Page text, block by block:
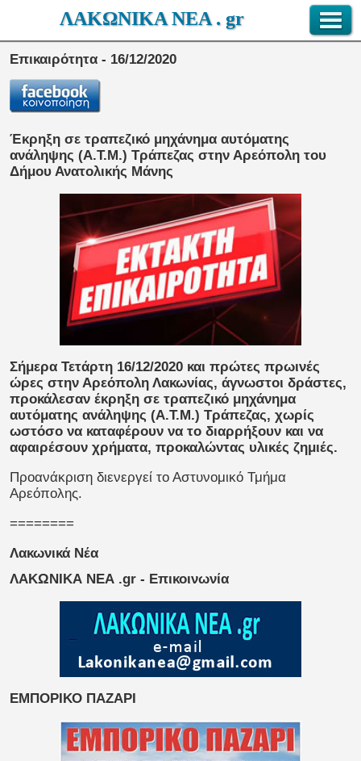
ΛΑΚΩΝΙΚΑ ΝΕΑ . gr
Επικαιρότητα - 16/12/2020
Έκρηξη σε τραπεζικό μηχάνημα αυτόματης
ανάληψης (Α.Τ.Μ.) Τράπεζας στην Αρεόπολη του
Δήμου Ανατολικής Μάνης
Σήμερα Τετάρτη 16/12/2020 και πρώτες πρωινές
ώρες στην Αρεόπολη Λακωνίας, άγνωστοι δράστες,
προκάλεσαν έκρηξη σε τραπεζικό μηχάνημα
αυτόματης ανάληψης (Α.Τ.Μ.) Τράπεζας, χωρίς
ωστόσο να καταφέρουν να το διαρρήξουν και να
αφαιρέσουν χρήματα, προκαλώντας υλικές ζημιές.
Προανάκριση διενεργεί το Αστυνομικό Τμήμα
Αρεόπολης.
========
Λακωνικά Νέα
ΛΑΚΩΝΙΚΑ ΝΕΑ .gr - Επικοινωνία
ΕΜΠΟΡΙΚΟ ΠΑΖΑΡΙ